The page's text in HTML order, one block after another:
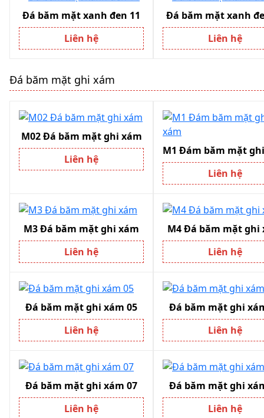
Đá băm mặt xanh đen 11
Liên hệ
Đá băm mặt xanh
Liên hệ
Đá băm mặt ghi xám
M02 Đá băm mặt ghi xám
Liên hệ
M1 Đám băm mặt
Liên hệ
M3 Đá băm mặt ghi xám
Liên hệ
M4 Đá băm mặt ghi
Liên hệ
Đá băm mặt ghi xám 05
Liên hệ
Đá băm mặt ghi
Liên hệ
Đá băm mặt ghi xám 07
Liên hệ
Đá băm mặt ghi
Liên hệ